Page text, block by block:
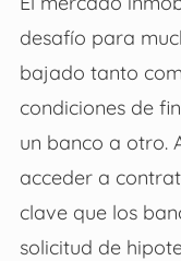
desafío para
bajado tanto
condiciones de
un banco a otro.
acceder a
clave que los
solicitud de